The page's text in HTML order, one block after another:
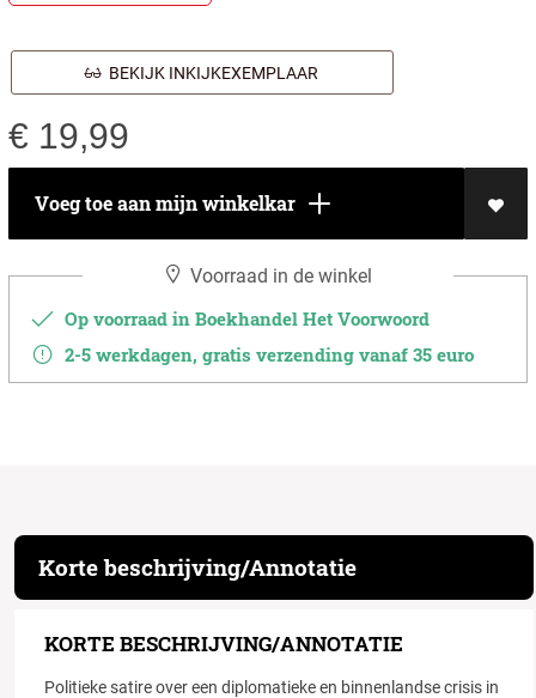
BEKIJK INKIJKEXEMPLAAR
€ 19,99
Voeg toe aan mijn winkelkar
Voorraad in de winkel
Op voorraad in Boekhandel Het Voorwoord
2-5 werkdagen, gratis verzending vanaf 35 euro
Korte beschrijving/Annotatie
KORTE BESCHRIJVING/ANNOTATIE
Politieke satire over een diplomatieke en binnenlandse crisis in